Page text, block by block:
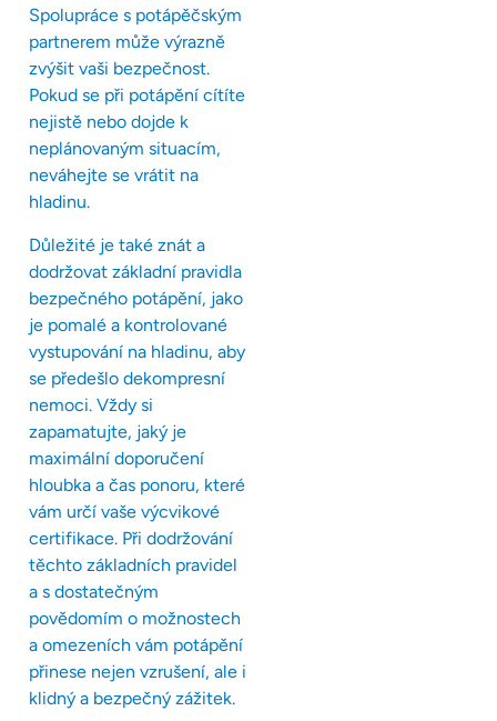
Spolupráce s potápěčským
partnerem může výrazně
zvýšit vaši bezpečnost.
Pokud se při potápění cítíte
nejistě nebo dojde k
neplánovaným situacím,
neváhejte se vrátit na
hladinu.
Důležité je také znát a
dodržovat základní pravidla
bezpečného potápění, jako
je pomalé a kontrolované
vystupování na hladinu, aby
se předešlo dekompresní
nemoci. Vždy si
zapamatujte, jaký je
maximální doporučení
hloubka a čas ponoru, které
vám určí vaše výcvikové
certifikace. Při dodržování
těchto základních pravidel
a s dostatečným
povědomím o možnostech
a omezeních vám potápění
přinese nejen vzrušení, ale i
klidný a bezpečný zážitek.